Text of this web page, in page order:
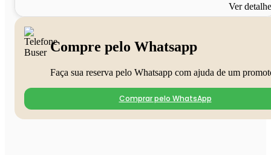
Ver
Compre pelo Whatsapp
Faça sua reserva pelo Whatsapp com ajuda de um
Comprar pelo WhatsApp